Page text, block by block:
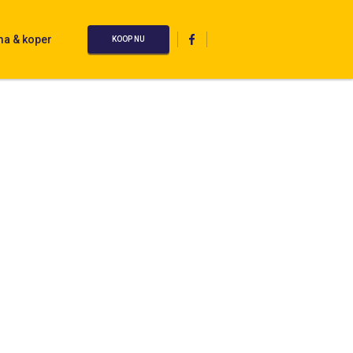
& koper KOOP NU